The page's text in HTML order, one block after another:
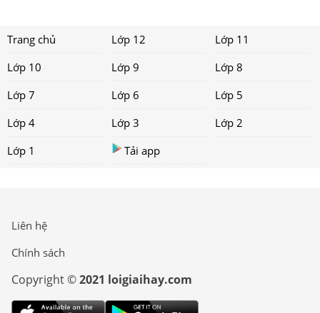
Trang chủ Lớp 12
Lớp 11
Lớp 10
Lớp 9
Lớp 8
Lớp 7
Lớp 6
Lớp 5
Lớp 4
Lớp 3
Lớp 2
Lớp 1
Tải app
Liên hệ
Chính sách
Copyright ©2021 loigiaihay.com